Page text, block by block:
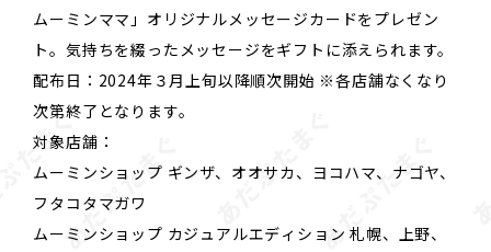
ムーミンママ」オリジナルメッセージカードをプレゼン
ト。気持ちを綴ったメッセージをギフトに添えられます。
配布日：2024年３月上旬以降順次開始 ※各店舗なくなり
次第終了となります。
対象店舗：
ムーミンショップ ギンザ、オオサカ、ヨコハマ、ナゴヤ、
フタコタマガワ
ムーミンショップ カジュアルエディション 札幌、上野、